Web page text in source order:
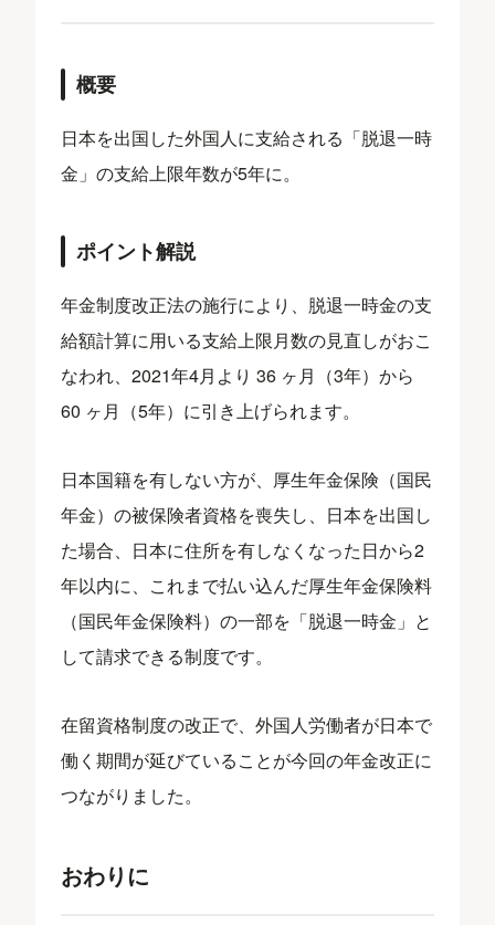
概要
日本を出国した外国人に支給される「脱退一時
金」の支給上限年数が5年に。
ポイント解説
年金制度改正法の施行により、脱退一時金の支
給額計算に用いる支給上限月数の見直しがおこ
なわれ、2021年4月より 36 ヶ月（3年）から
60 ヶ月（5年）に引き上げられます。
日本国籍を有しない方が、厚生年金保険（国民
年金）の被保険者資格を喪失し、日本を出国し
た場合、日本に住所を有しなくなった日から2
年以内に、これまで払い込んだ厚生年金保険料
（国民年金保険料）の一部を「脱退一時金」と
して請求できる制度です。
在留資格制度の改正で、外国人労働者が日本で
働く期間が延びていることが今回の年金改正に
つながりました。
おわりに